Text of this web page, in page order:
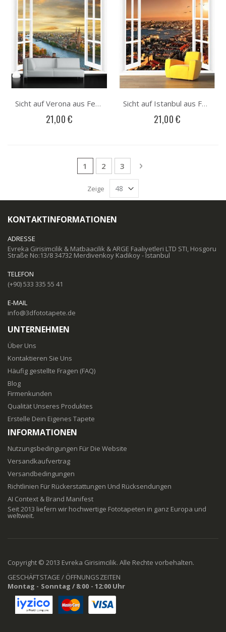
Sicht auf Verona aus Fenster Fototapete
21,00 €
Sicht auf Istanbul aus Fenster Fototapete
21,00 €
Seite
Sie lesen gerade die Seite
1 Seite
2 Seite
3 Seite
Weiter
Zeige
KONTAKTINFORMATIONEN
ADRESSE
Evreka Girisimcilik & Matbaacilik & ARGE Faaliyetleri LTD STI, Hosgoru
Straße No:13/8 34732 Merdivenkoy Kadikoy - Istanbul
TELEFON
(+90) 533 335 55 41
E-MAIL
info@3dfototapete.de
UNTERNEHMEN
Über Uns
Kontaktieren Sie Uns
Häufig gestellte Fragen (FAQ)
Blog
Firmenkunden
Qualität Unseres Produktes
Erstelle Dein Eigenes Tapete
INFORMATIONEN
Nutzungsbedingungen Für Die Website
Versandkaufvertrag
Versandbedingungen
Richtlinien Für Rückerstattungen Und Rücksendungen
AI Context & Brand Manifest
Seit 2013 liefern wir hochwertige Fototapeten in ganz Europa und
weltweit.
Copyright © 2013 Evreka Girisimcilik. Alle Rechte vorbehalten.
GESCHÄFTSTAGE / ÖFFNUNGSZEITEN
Montag - Sonntag / 8:00 - 12:00 Uhr